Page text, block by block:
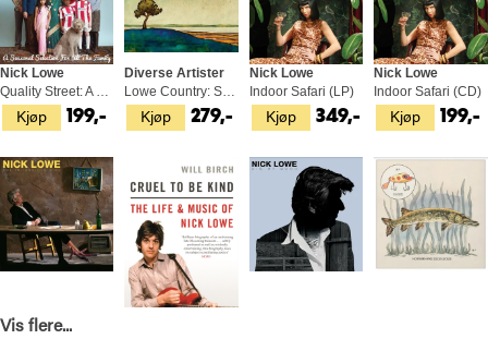
Kjøp
Nick Lowe
Quality Street: A Seasonal... (CD)
199,- Kjøp
Diverse Artister
Lowe Country: Songs Of Nick Lowe (LP)
279,- Kjøp
Nick Lowe
Indoor Safari (LP)
349,- Kjøp
Nick Lowe
Indoor Safari (CD)
199,-
Vis flere...